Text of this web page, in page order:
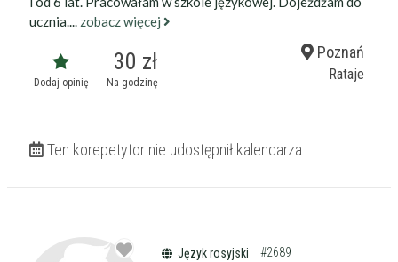
ucznia.... zobacz więcej
Dodaj opinię
30 zł
Na godzinę
Poznań
Rataje
Ten korepetytor nie udostępnił kalendarza
Język rosyjski #2689